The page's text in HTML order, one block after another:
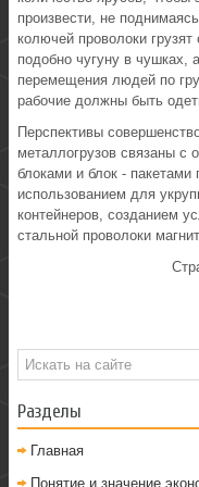
произвести, не
колючей проволоки
подобно чугуну в чушках,
перемещения людей по
рабочие должны быть
Перспективы
металлогрузов связаны с
блоками и блок -
использованием для
контейнеров, созданием
стальной проволоки
Разделы
Главная
Понятие и значение